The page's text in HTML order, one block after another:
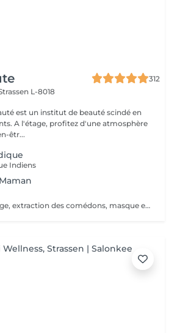
312
L-8018
est un institut de beauté scindé en
êtr...
Indiens
Nettoyage, gommage, extraction des comédons, masque et massage